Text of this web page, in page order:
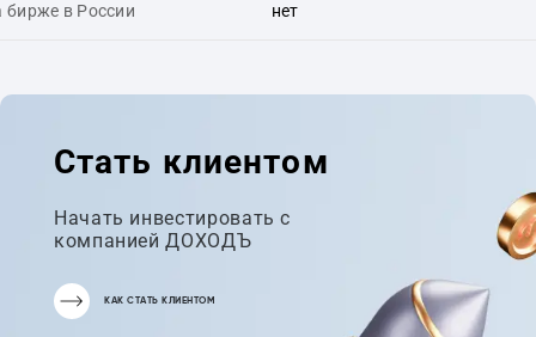
бирже в России нет
Стать клиентом
Начать инвестировать с
компанией ДОХОДЪ
КАК СТАТЬ КЛИЕНТОМ